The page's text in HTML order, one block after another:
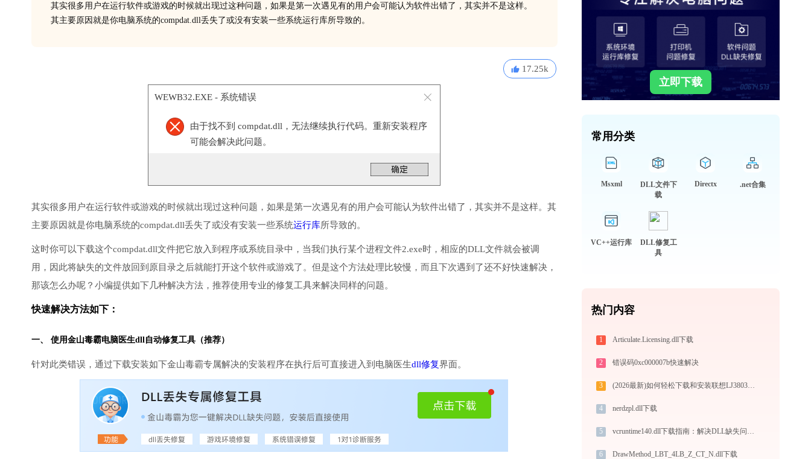
其实很多用户在运行软件或游戏的时候就出现过这种问题，如果是第一次遇见有的用户会可能认为软件出错了，其实并不是这样。
其主要原因就是你电脑系统的compdat.dll丢失了或没有安装一些系统运行库所导致的。
17.25k
WEWB32.EXE - 系统错误
由于找不到 compdat.dll，无法继续执行代码。重新安装程序
可能会解决此问题。
其实很多用户在运行软件或游戏的时候就出现过这种问题，如果是第一次遇见有的用户会可能认为软件出错了，其实并不是这样。其
主要原因就是你电脑系统的compdat.dll丢失了或没有安装一些系统运行库所导致的。
这时你可以下载这个compdat.dll文件把它放入到程序或系统目录中，当我们执行某个进程文件2.exe时，相应的DLL文件就会被调
用，因此将缺失的文件放回到原目录之后就能打开这个软件或游戏了。但是这个方法处理比较慢，而且下次遇到了还不好快速解决，
那该怎么办呢？小编提供如下几种解决方法，推荐使用专业的修复工具来解决同样的问题。
快速解决方法如下：
一、 使用金山毒霸电脑医生dll自动修复工具（推荐）
针对此类错误，通过下载安装如下金山毒霸专属解决的安装程序在执行后可直接进入到电脑医生dll修复界面。
立即下载
常用分类
Msxml
DLL文件下
载
Directx .net合集
VC++运行库
DLL修复工
具
热门内容
1 Articulate.Licensing.dll下载
2 错误码0xc000007b快速解决
3 (2026最新)如何轻松下载和安装联想LJ3803DN打印机驱动？跟着这篇指南走
4 nerdzpl.dll下载
5 vcruntime140.dll下载指南：解决DLL缺失问题 | 官方免费32/64位版本
6 DrawMethod_LBT_4LB_Z_CT_N.dll下载